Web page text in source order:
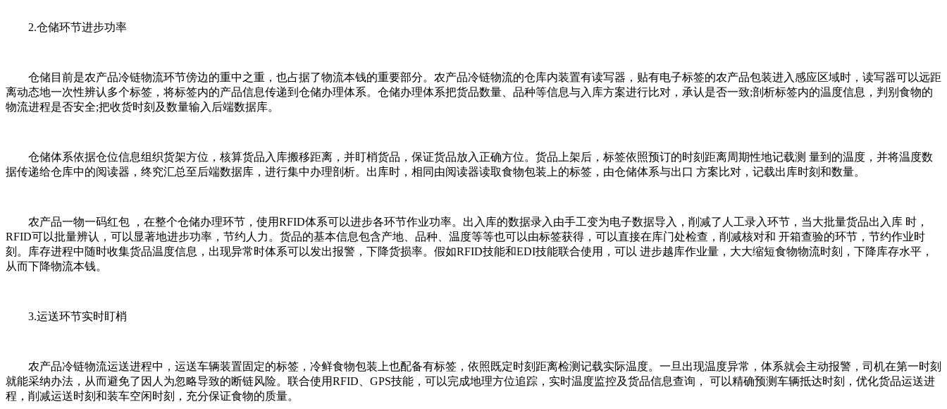
2.仓储环节进步功率
仓储目前是农产品冷链物流环节傍边的重中之重，也占据了物流本钱的重要部分。农产品冷链物流的仓库内装置有读写器，贴有电子标签的农产品包装进入感应区域时，读写器可以远距
离动态地一次性辨认多个标签，将标签内的产品信息传递到仓储办理体系。仓储办理体系把货品数量、品种等信息与入库方案进行比对，承认是否一致;剖析标签内的温度信息，判别食物的
物流进程是否安全;把收货时刻及数量输入后端数据库。
仓储体系依据仓位信息组织货架方位，核算货品入库搬移距离，并盯梢货品，保证货品放入正确方位。货品上架后，标签依照预订的时刻距离周期性地记载测 量到的温度，并将温度数
据传递给仓库中的阅读器，终究汇总至后端数据库，进行集中办理剖析。出库时，相同由阅读器读取食物包装上的标签，由仓储体系与出口 方案比对，记载出库时刻和数量。
农产品一物一码红包 ，在整个仓储办理环节，使用RFID体系可以进步各环节作业功率。出入库的数据录入由手工变为电子数据导入，削减了人工录入环节，当大批量货品出入库 时，
RFID可以批量辨认，可以显著地进步功率，节约人力。货品的基本信息包含产地、品种、温度等等也可以由标签获得，可以直接在库门处检查，削减核对和 开箱查验的环节，节约作业时
刻。库存进程中随时收集货品温度信息，出现异常时体系可以发出报警，下降货损率。假如RFID技能和EDI技能联合使用，可以 进步越库作业量，大大缩短食物物流时刻，下降库存水平，
从而下降物流本钱。
3.运送环节实时盯梢
农产品冷链物流运送进程中，运送车辆装置固定的标签，冷鲜食物包装上也配备有标签，依照既定时刻距离检测记载实际温度。一旦出现温度异常，体系就会主动报警，司机在第一时刻
就能采纳办法，从而避免了因人为忽略导致的断链风险。联合使用RFID、GPS技能，可以完成地理方位追踪，实时温度监控及货品信息查询， 可以精确预测车辆抵达时刻，优化货品运送进
程，削减运送时刻和装车空闲时刻，充分保证食物的质量。